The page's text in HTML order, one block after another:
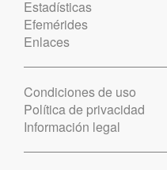
Estadísticas
Efemérides
Enlaces
Condiciones de uso
Política de privacidad
Información legal